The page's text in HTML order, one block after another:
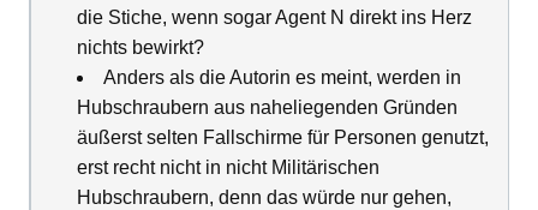
die Stiche, wenn sogar Agent N direkt ins Herz
nichts bewirkt?
Anders als die Autorin es meint, werden in
Hubschraubern aus naheliegenden Gründen
äußerst selten Fallschirme für Personen genutzt,
erst recht nicht in nicht Militärischen
Hubschraubern, denn das würde nur gehen,